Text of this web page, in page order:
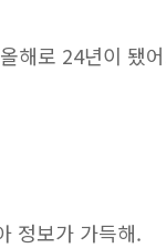
해로 24년이 됐
정보가 가득해.